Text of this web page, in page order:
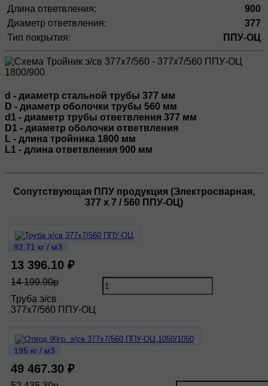
Длина ответвления:
900
Диаметр ответвления:
377
Тип покрытия:
ППУ-ОЦ
d - диаметр стальной трубы 377 мм
D - диаметр оболочки трубы 560 мм
d1 - диаметр трубы ответвления 377 мм
D1 - диаметр оболочки ответвления
L - длина тройника 1800 мм
L1 - длина ответвления 900 мм
Сопутствующая ППУ продукция (Электросварная,
377 х 7 / 560 ППУ-ОЦ)
92.71 кг / м3
13 396.10 ₽
14 199.90р
Труба э/св
377х7/560 ППУ-ОЦ
195 кг / м3
49 467.30 ₽